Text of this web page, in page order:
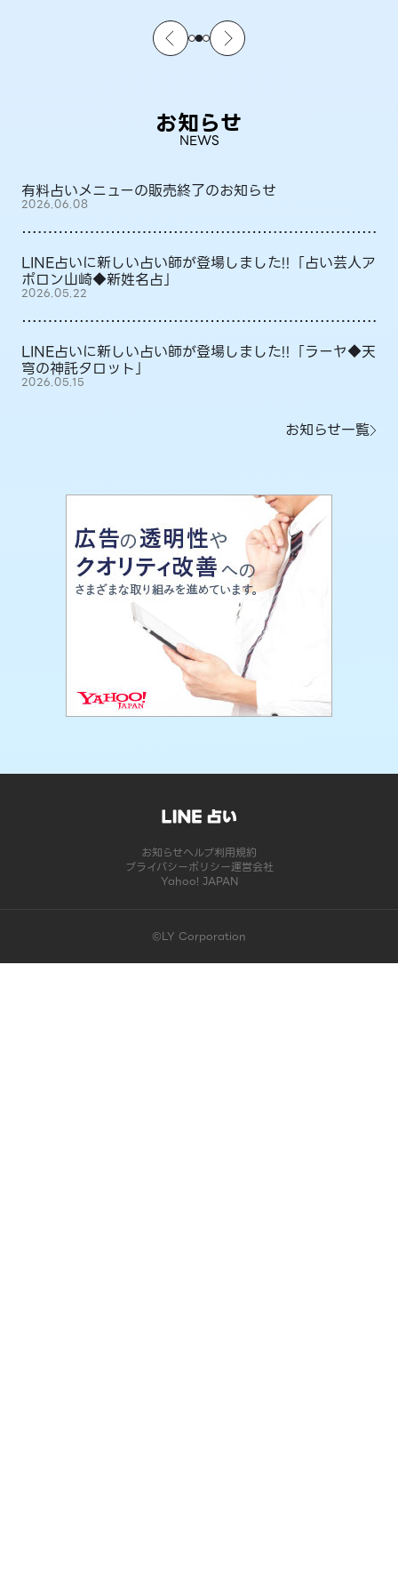
お知らせ
NEWS
有料占いメニューの販売終了のお知らせ
2026.06.08
LINE占いに新しい占い師が登場しました!!「占い芸人ア
ポロン山崎◆新姓名占」
2026.05.22
LINE占いに新しい占い師が登場しました!!「ラーヤ◆天
穹の神託タロット」
2026.05.15
お知らせ一覧
お知らせヘルプ利用規約
プライバシーポリシー運営会社
Yahoo! JAPAN
©LY Corporation
このコンテンツは掲載が終了しました | LINE占い